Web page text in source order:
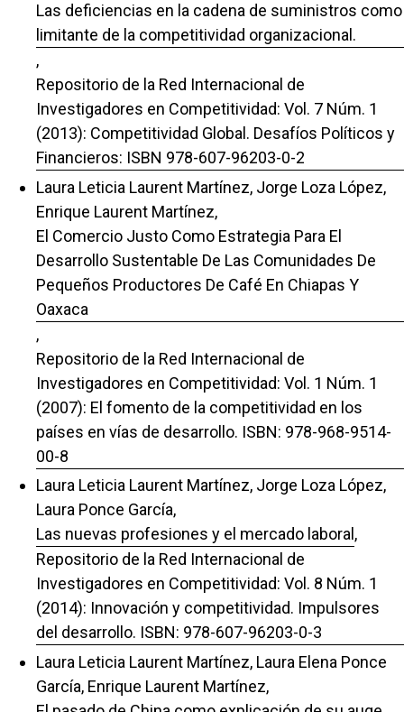
Las deficiencias en la cadena de suministros como
limitante de la competitividad organizacional.
,
Repositorio de la Red Internacional de
Investigadores en Competitividad: Vol. 7 Núm. 1
(2013): Competitividad Global. Desafíos Políticos y
Financieros: ISBN 978-607-96203-0-2
Laura Leticia Laurent Martínez, Jorge Loza López,
Enrique Laurent Martínez,
El Comercio Justo Como Estrategia Para El
Desarrollo Sustentable De Las Comunidades De
Pequeños Productores De Café En Chiapas Y
Oaxaca
,
Repositorio de la Red Internacional de
Investigadores en Competitividad: Vol. 1 Núm. 1
(2007): El fomento de la competitividad en los
países en vías de desarrollo. ISBN: 978-968-9514-
00-8
Laura Leticia Laurent Martínez, Jorge Loza López,
Laura Ponce García,
Las nuevas profesiones y el mercado laboral ,
Repositorio de la Red Internacional de
Investigadores en Competitividad: Vol. 8 Núm. 1
(2014): Innovación y competitividad. Impulsores
del desarrollo. ISBN: 978-607-96203-0-3
Laura Leticia Laurent Martínez, Laura Elena Ponce
García, Enrique Laurent Martínez,